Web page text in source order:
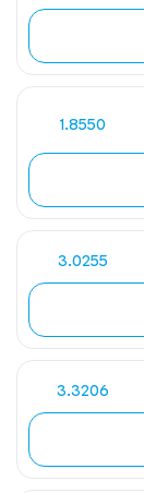
1.8550
3.0255
3.3206